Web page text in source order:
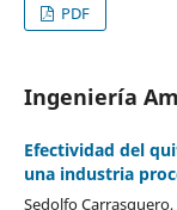
PDF
Ingeniería
Efectividad del
una industria
Sedolfo Carrasquero,